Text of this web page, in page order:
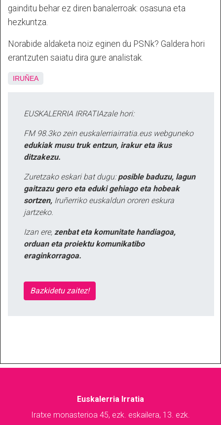
gainditu behar ez diren banalerroak: osasuna eta
hezkuntza.
Norabide aldaketa noiz eginen du PSNk? Galdera hori
erantzuten saiatu dira gure analistak.
IRUÑEA
EUSKALERRIA IRRATIAzale hori:
FM 98.3ko zein euskalerriairratia.eus webguneko
edukiak musu truk entzun, irakur eta ikus
ditzakezu.
Zuretzako eskari bat dugu: posible baduzu, lagun
gaitzazu gero eta eduki gehiago eta hobeak
sortzen, Iruñerriko euskaldun ororen eskura
jartzeko.
Izan ere, zenbat eta komunitate handiagoa,
orduan eta proiektu komunikatibo
eraginkorragoa.
Bazkidetu zaitez!
Euskalerria Irratia
Iratxe monasterioa 45, ezk. eskailera, 13. ezk.